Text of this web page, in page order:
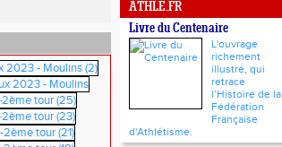
ATHLE.FR
Livre du Centenaire
L'ouvrage
richement
illustré, qui
retrace
l’Histoire de la
Fédération
Française
d'Athlétisme.